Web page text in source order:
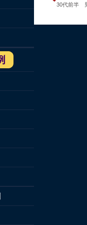
30代前半